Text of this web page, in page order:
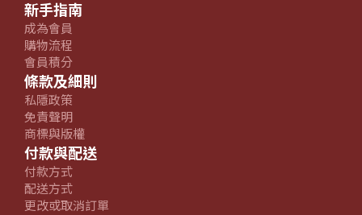
新手指南
成為會員
購物流程
會員積分
條款及細則
私隱政策
免責聲明
商標與版權
付款與配送
付款方式
配送方式
更改或取消訂單